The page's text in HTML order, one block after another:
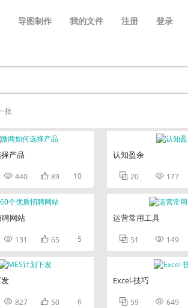
导图制作 我的文件 注册 登录
批
产品
 440  89 10
网站
 131  65 5
 827  50 6
认知盈余
 20  177
运营常用工具
 51  149
Excel-技巧
 59  649